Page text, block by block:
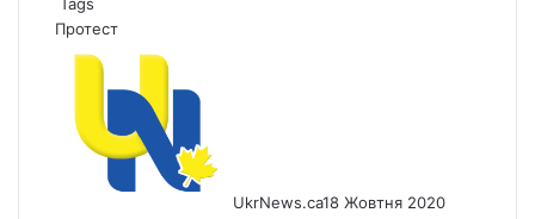
Tags
Протест
UkrNews.ca18 Жовтня 2020